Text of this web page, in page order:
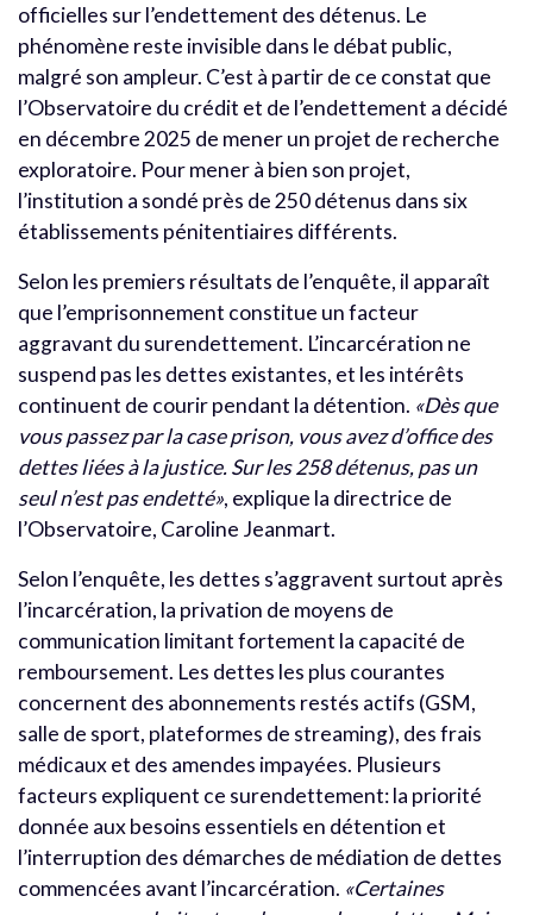
officielles sur l’endettement des détenus. Le
phénomène reste invisible dans le débat public,
malgré son ampleur. C’est à partir de ce constat que
l’Observatoire du crédit et de l’endettement a décidé
en décembre 2025 de mener un projet de recherche
exploratoire. Pour mener à bien son projet,
l’institution a sondé près de 250 détenus dans six
établissements pénitentiaires différents.
Selon les premiers résultats de l’enquête, il apparaît
que l’emprisonnement constitue un facteur
aggravant du surendettement. L’incarcération ne
suspend pas les dettes existantes, et les intérêts
continuent de courir pendant la détention. «Dès que
vous passez par la case prison, vous avez d’office des
dettes liées à la justice. Sur les 258 détenus, pas un
seul n’est pas endetté», explique la directrice de
l’Observatoire, Caroline Jeanmart.
Selon l’enquête, les dettes s’aggravent surtout après
l’incarcération, la privation de moyens de
communication limitant fortement la capacité de
remboursement. Les dettes les plus courantes
concernent des abonnements restés actifs (GSM,
salle de sport, plateformes de streaming), des frais
médicaux et des amendes impayées. Plusieurs
facteurs expliquent ce surendettement: la priorité
donnée aux besoins essentiels en détention et
l’interruption des démarches de médiation de dettes
commencées avant l’incarcération. «Certaines